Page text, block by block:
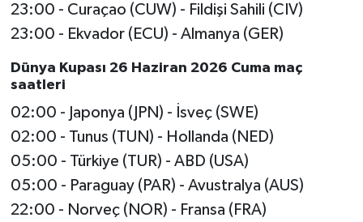
23:00 - Curaçao (CUW) - Fildişi Sahili (CIV)
23:00 - Ekvador (ECU) - Almanya (GER)
Dünya Kupası 26 Haziran 2026 Cuma maç
saatleri
02:00 - Japonya (JPN) - İsveç (SWE)
02:00 - Tunus (TUN) - Hollanda (NED)
05:00 - Türkiye (TUR) - ABD (USA)
05:00 - Paraguay (PAR) - Avustralya (AUS)
22:00 - Norveç (NOR) - Fransa (FRA)